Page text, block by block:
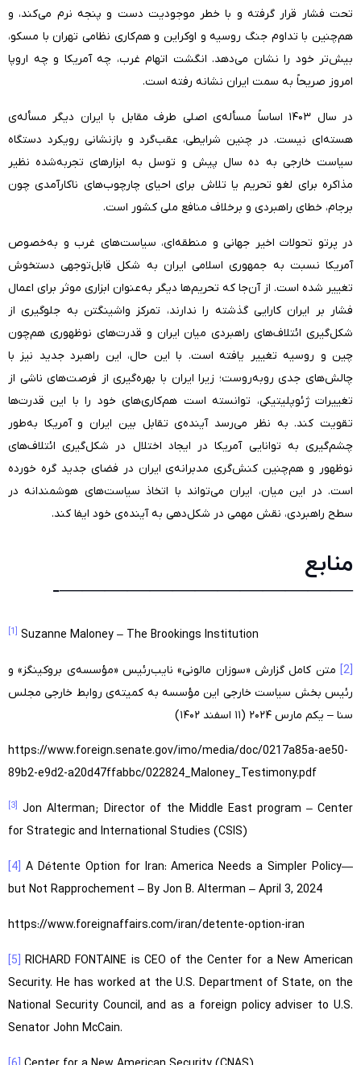
تحت فشار قرار گرفته و با خطر موجودیت دست و پنجه نرم می‌کند، و
هم‌چنین با تداوم جنگ روسیه و اوکراین و هم‌کاری نظامی تهران با مسکو،‌
بیش‌تر خود را نشان می‌دهد. انگشت اتهام غرب، چه آمریکا و چه اروپا
امروز صریحاً به سمت ایران نشانه رفته است.
در سال ۱۴۰۳ اساساً مسأله‌ی اصلی طرف مقابل با ایران دیگر مسأله‌ی
هسته‌ای نیست. در چنین شرایطی، عقب‌گرد و بازنشانی رویکرد دستگاه
سیاست خارجی به ده سال پیش و توسل به ابزارهای تجربه‌شده نظیر
مذاکره برای لغو تحریم یا تلاش برای احیای چارچوب‌های ناکارآمدی چون
برجام، خطای راهبردی و برخلاف منافع ملی کشور است.
در پرتو تحولات اخیر جهانی و منطقه‌ای، سیاست‌های غرب و به‌خصوص
آمریکا نسبت به جمهوری اسلامی ایران به شکل قابل‌توجهی دستخوش
تغییر شده است. از آن‌جا که تحریم‌ها دیگر به‌عنوان ابزاری موثر برای اعمال
فشار بر ایران کارایی گذشته را ندارند، تمرکز واشینگتن به جلوگیری از
شکل‌گیری ائتلاف‌های راهبردی میان ایران و قدرت‌های نوظهوری هم‌چون
چین و روسیه تغییر یافته است. با این حال، این راهبرد جدید نیز با
چالش‌های جدی روبه‌روست؛ زیرا ایران با بهره‌گیری از فرصت‌های ناشی از
تغییرات ژئوپلیتیکی، توانسته است هم‌کاری‌های خود را با این قدرت‌ها
تقویت کند. به نظر می‌رسد آینده‌ی تقابل بین ایران و آمریکا به‌طور
چشم‌گیری به توانایی آمریکا در ایجاد اختلال در شکل‌گیری ائتلاف‌های
نوظهور و هم‌چنین کنش‌گری مدبرانه‌ی ایران در فضای جدید گره خورده
است. در این میان، ایران می‌تواند با اتخاذ سیاست‌های هوشمندانه در
سطح راهبردی، نقش مهمی در شکل‌دهی به آینده‌ی خود ایفا کند.
منابع
—————————————-
[1] Suzanne Maloney – The Brookings Institution
[2]
متن کامل گزارش «سوزان مالونی» نایب‌رئیس «مؤسسه‌ی بروکینگز» و
رئیس بخش سیاست خارجی این مؤسسه به کمیته‌ی روابط خارجی مجلس
سنا – یکم مارس ۲۰۲۴ (۱۱ اسفند ۱۴۰۲)
https://www.foreign.senate.gov/imo/media/doc/0217a85a-ae50-
89b2-e9d2-a20d47ffabbc/022824_Maloney_Testimony.pdf
[3]
Jon Alterman; Director of the Middle East program – Center
for Strategic and International Studies (CSIS)
[4] A Détente Option for Iran: America Needs a Simpler Policy—
but Not Rapprochement – By Jon B. Alterman – April 3, 2024
https://www.foreignaffairs.com/iran/detente-option-iran
[5] RICHARD FONTAINE is CEO of the Center for a New American
Security. He has worked at the U.S. Department of State, on the
National Security Council, and as a foreign policy adviser to U.S.
Senator John McCain.